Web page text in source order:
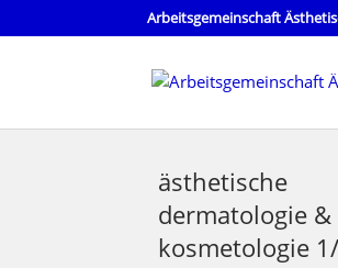
Arbeitsgemeinschaft
ästhetische
dermatologie &
kosmetologie